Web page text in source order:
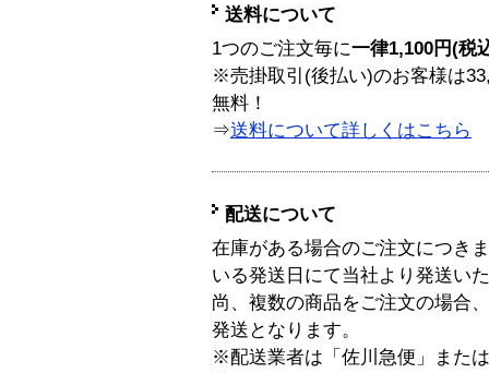
送料について
1つのご注文毎に一律1,100円(税
※売掛取引(後払い)のお客様は
無料！
⇒送料について詳しくはこちら
配送について
在庫がある場合のご注文につき
いる発送日にて当社より発送い
尚、複数の商品をご注文の場合
発送となります。
※配送業者は「佐川急便」また